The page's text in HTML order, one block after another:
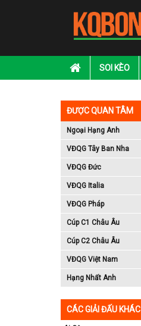
SOI KÈO
ĐƯỢC QUAN TÂM
Ngoại Hạng Anh
VĐQG Tây Ban Nha
VĐQG Đức
VĐQG Italia
VĐQG Pháp
Cúp C1 Châu Âu
Cúp C2 Châu Âu
VĐQG Việt Nam
Hạng Nhất Anh
CÁC GIẢI ĐẤU KHÁC